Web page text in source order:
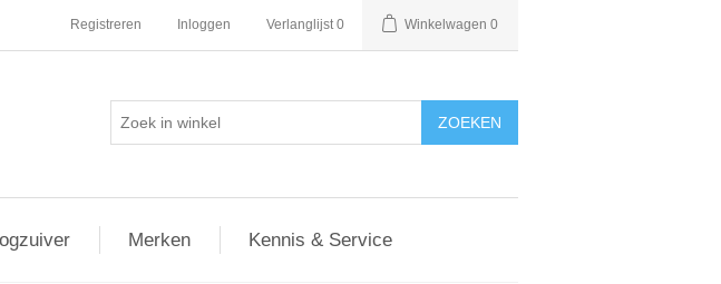
Registreren Inloggen Verlanglijst 0 Winkelwagen 0
Merken Kennis & Service